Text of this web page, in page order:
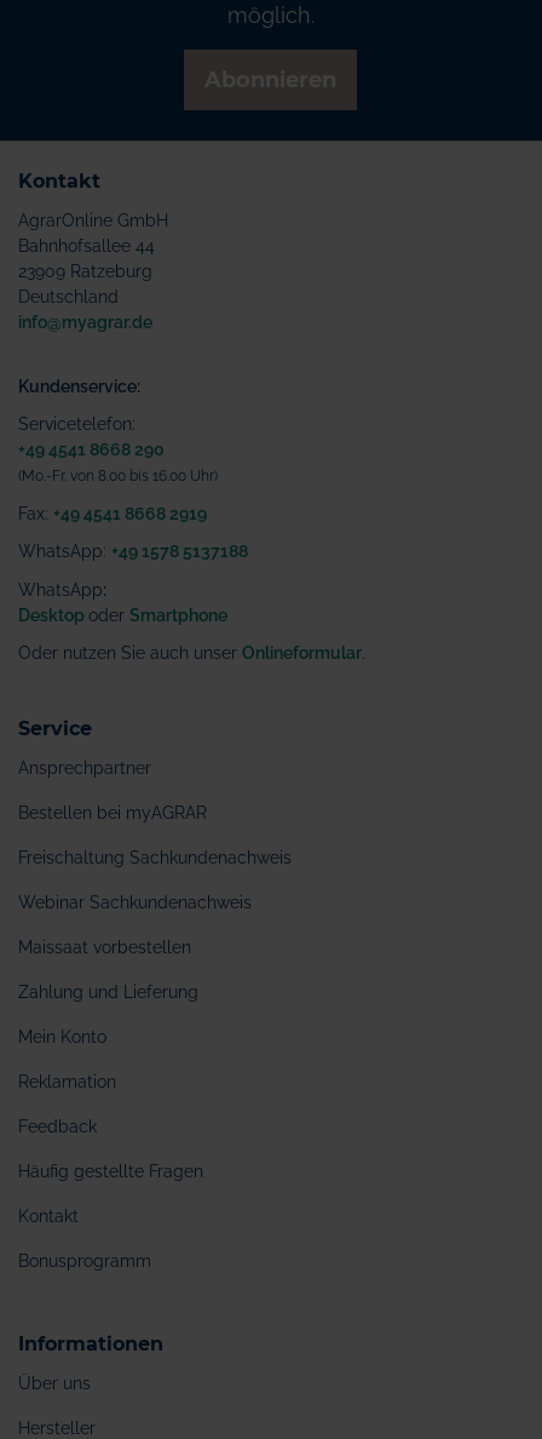
möglich.
Kontakt
AgrarOnline GmbH
Bahnhofsallee 44
23909 Ratzeburg
Deutschland
info@myagrar.de
Kundenservice:
Servicetelefon:
+49 4541 8668 290
(Mo.-Fr. von 8.00 bis 16.00 Uhr)
Fax: +49 4541 8668 2919
WhatsApp: +49 1578 5137188
WhatsApp:
Desktop oder Smartphone
Oder nutzen Sie auch unser Onlineformular
Service
Ansprechpartner
Bestellen bei myAGRAR
Freischaltung Sachkundenachweis
Webinar Sachkundenachweis
Maissaat vorbestellen
Zahlung und Lieferung
Mein Konto
Reklamation
Feedback
Häufig gestellte Fragen
Kontakt
Bonusprogramm
Informationen
Über uns
Hersteller